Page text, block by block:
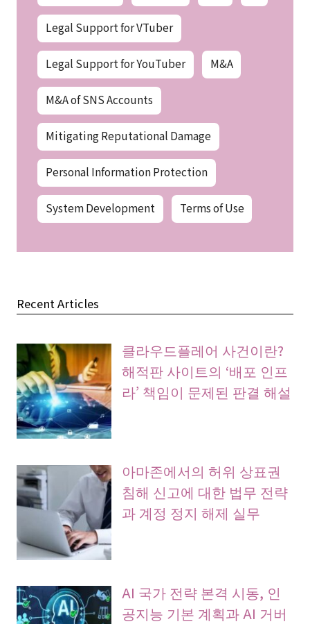
Legal Support for VTuber
Legal Support for YouTuber M&A
M&A of SNS Accounts
Mitigating Reputational Damage
Personal Information Protection
System Development Terms of Use
Recent Articles
클라우드플레어 사건이란?
해적판 사이트의 ‘배포 인프
라’ 책임이 문제된 판결 해설
아마존에서의 허위 상표권
침해 신고에 대한 법무 전략
과 계정 정지 해제 실무
AI 국가 전략 본격 시동, 인
공지능 기본 계획과 AI 거버